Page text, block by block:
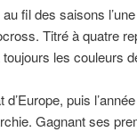
fil des saisons
Titré à quatre
les couleurs
puis
Gagnant ses